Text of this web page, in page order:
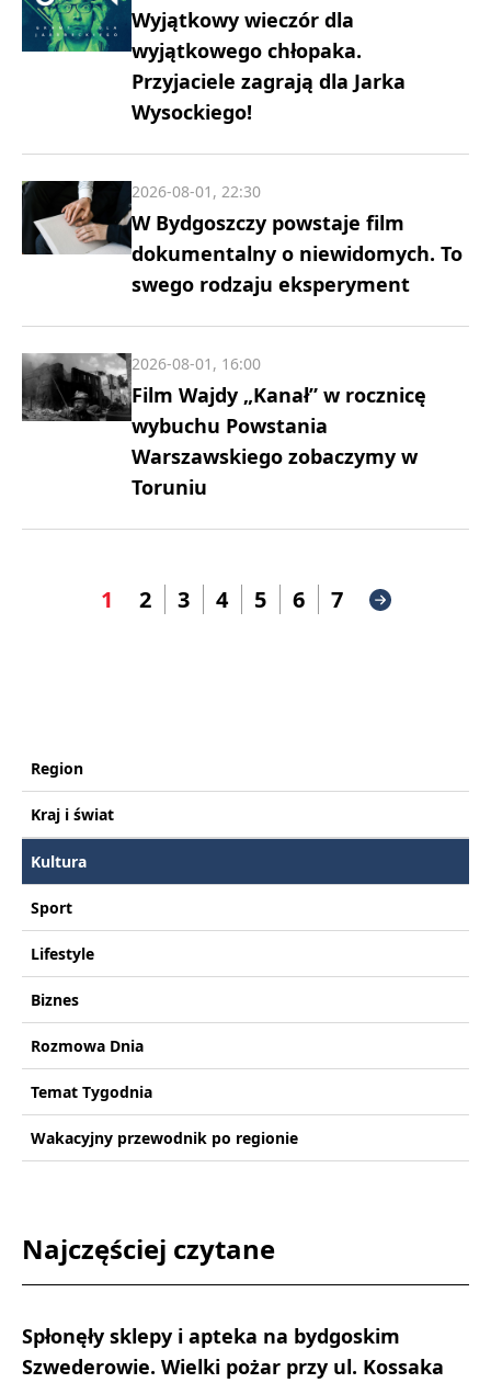
Wyjątkowy wieczór dla
wyjątkowego chłopaka.
Przyjaciele zagrają dla Jarka
Wysockiego!
W Bydgoszczy powstaje film
dokumentalny o niewidomych. To
swego rodzaju eksperyment
2026-08-01, 22:30
Film Wajdy „Kanał” w rocznicę
wybuchu Powstania
Warszawskiego zobaczymy w
Toruniu
2026-08-01, 16:00
1 2 3 4 5 6 7
Region
Kraj i świat
Kultura
Sport
Lifestyle
Biznes
Rozmowa Dnia
Temat Tygodnia
Wakacyjny przewodnik po regionie
Najczęściej czytane
Spłonęły sklepy i apteka na bydgoskim
Szwederowie. Wielki pożar przy ul. Kossaka